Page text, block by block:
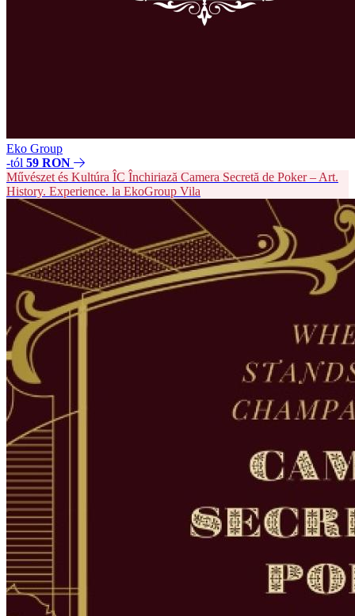
Eko Group
-tól 59 RON
Művészet és Kultúra ÎC Închiriază Camera Secretă de Poker – Art.
History. Experience. la EkoGroup Vila